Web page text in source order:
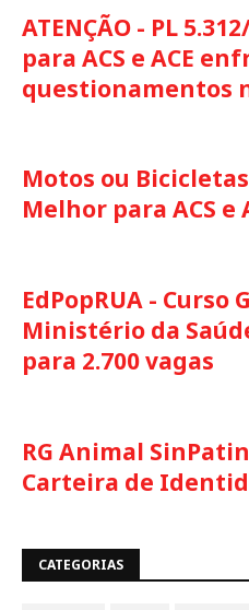
ATENÇÃO - PL
para ACS e ACE
questionamentos
Motos ou
Melhor para ACS e
EdPopRUA - Curso
Ministério da
para 2.700 vagas
RG Animal
Carteira de
CATEGORIAS